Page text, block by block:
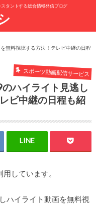
タントする総合情報発信ブログ
無料視聴する方法！テレビ中継の日程
スポーツ動画配信サービス
ハイライト見逃し
ビ中継の日程も紹
しています。
ハイライト動画を無料視